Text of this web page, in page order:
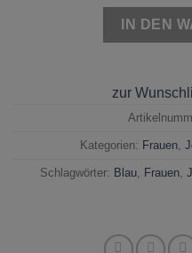
IN DEN
zur
Kategorien: Frauen,
Schlagwörter: Blau, Frauen,